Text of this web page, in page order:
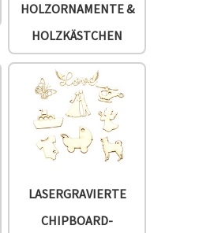
HOLZORNAMENTE &
HOLZKÄSTCHEN
LASERGRAVIERTE
CHIPBOARD-